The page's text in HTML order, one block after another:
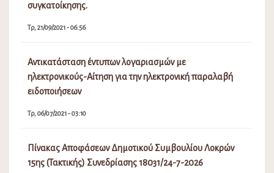
συγκατοίκησης.
Τρ, 21/09/2021 - 06:56
Αντικατάσταση έντυπων λογαριασμών με
ηλεκτρονικούς-Αίτηση για την ηλεκτρονική παραλαβή
ειδοποιήσεων
Τρ, 06/07/2021 - 03:10
Πίνακας Αποφάσεων Δημοτικού Συμβουλίου Λοκρών
15ης (Τακτικής) Συνεδρίασης 18031/24-7-2026